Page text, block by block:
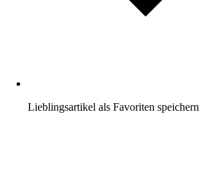
Lieblingsartikel als Favoriten speichern